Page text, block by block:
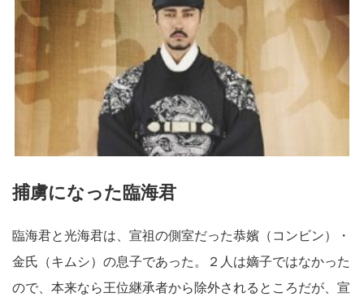
捕虜になった臨海君
臨海君と光海君は、宣祖の側室だった恭嬪（コンビン）・
金氏（キムシ）の息子であった。２人は嫡子ではなかった
ので、本来なら王位継承者から除外されるところだが、宣